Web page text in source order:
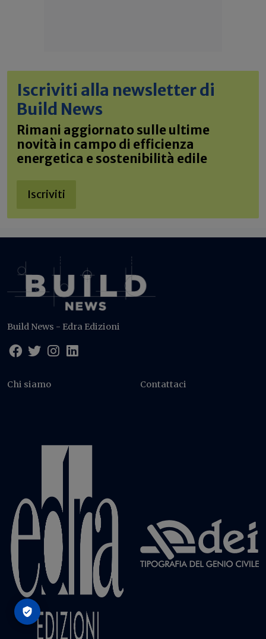
Iscriviti alla newsletter di
Build News
Rimani aggiornato sulle ultime
novità in campo di efficienza
energetica e sostenibilità edile
Iscriviti
Build News - Edra Edizioni
Chi siamo Contattaci